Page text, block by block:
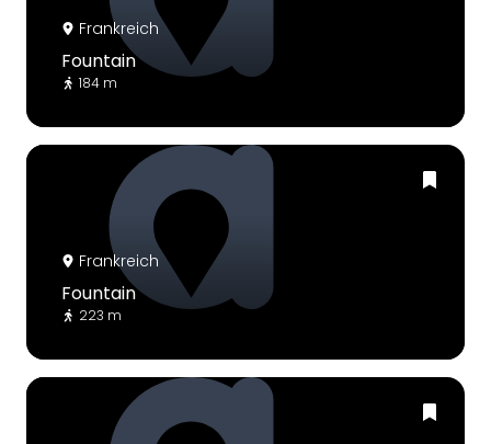
Frankreich
Fountain
184 m
Frankreich
Fountain
223 m